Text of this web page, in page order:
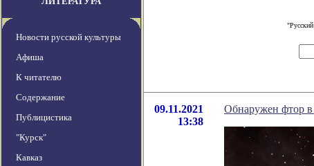
Новости русской культуры
Афиша
К читателю
Содержание
Публицистика
"Курск"
Кавказ
09.11.2021
13:38
Обнаружен фтор в